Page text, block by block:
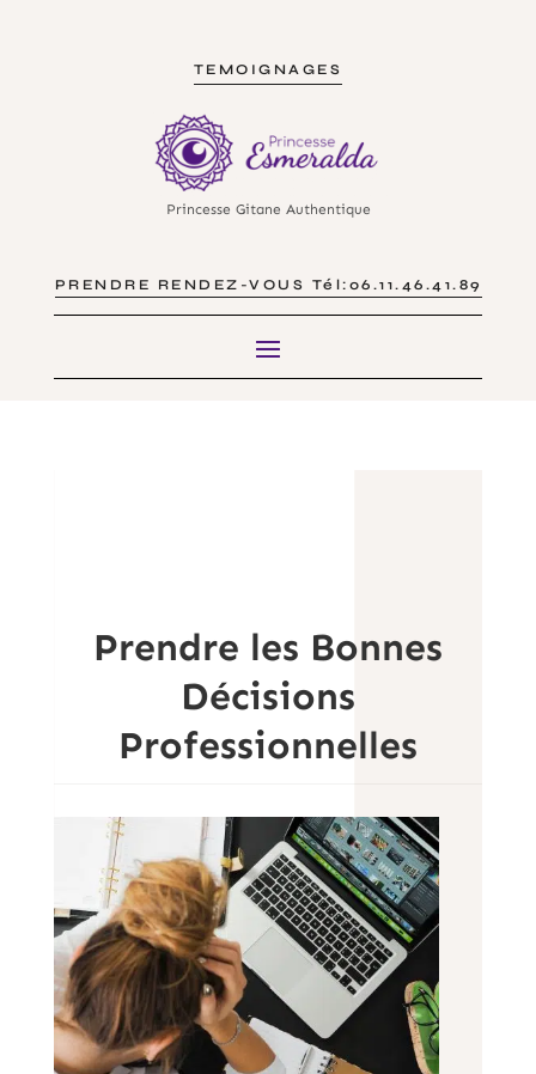
TEMOIGNAGES
Princesse Gitane Authentique
PRENDRE RENDEZ-VOUS Tél:06.11.46.41.89
Prendre les Bonnes
Décisions
Professionnelles